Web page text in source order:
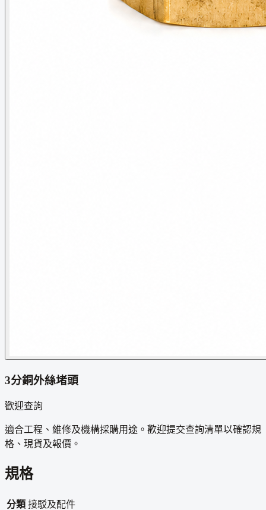
3分銅外絲堵頭
歡迎查詢
適合工程、維修及機構採購用途。歡迎提交查詢清單以確認規
格、現貨及報價。
規格
分類 接駁及配件